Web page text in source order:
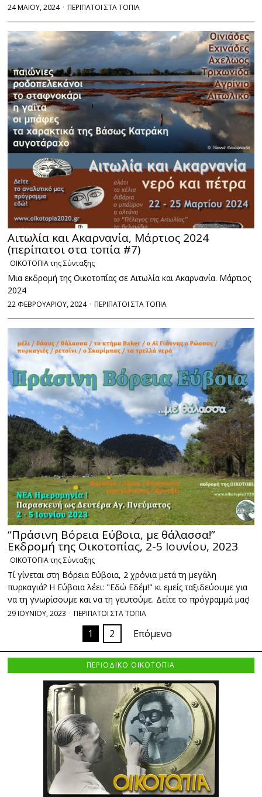
24 ΜΑΪΟΥ, 2024 ΠΕΡΙΠΑΤΟΙ ΣΤΑ ΤΟΠΙΑ
Αιτωλία και Ακαρνανία, Μάρτιος 2024
(περίπατοι στα τοπία #7)
ΟΙΚΟΤΟΠΙΑ της Σύνταξης
Μια εκδρομή της Οικοτοπίας σε Αιτωλία και Ακαρνανία. Μάρτιος
2024
22 ΦΕΒΡΟΥΑΡΙΟΥ, 2024 ΠΕΡΙΠΑΤΟΙ ΣΤΑ ΤΟΠΙΑ
“Πράσινη Βόρεια Εύβοια, με θάλασσα!”
Εκδρομή της Οικοτοπίας, 2-5 Ιουνίου, 2023
ΟΙΚΟΤΟΠΙΑ της Σύνταξης
Τί γίνεται στη Βόρεια Εύβοια, 2 χρόνια μετά τη μεγάλη
πυρκαγιά? Η Εύβοια λέει: "Εδώ Εδέμ!" κι εμείς ταξιδεύουμε για
να τη γνωρίσουμε και να τη γευτούμε. Δείτε το πρόγραμμά μας!
29 ΙΟΥΝΙΟΥ, 2023 ΠΕΡΙΠΑΤΟΙ ΣΤΑ ΤΟΠΙΑ
1 2 Επόμενο
ΠΕΡΙΟΔΙΚΟ ΟΙΚΟΤΟΠΙΑ